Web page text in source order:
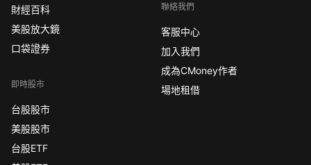
財經百科
美股放大鏡
口袋證券
即時股市
台股股市
美股股市
台股ETF
聯絡我們
客服中心
加入我們
成為CMoney作者
場地租借